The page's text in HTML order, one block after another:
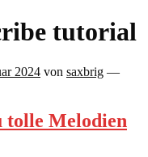
tutorial
2024 von saxbrig —
tolle Melodien